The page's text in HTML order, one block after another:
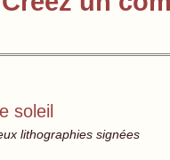
soleil
lithographies signées